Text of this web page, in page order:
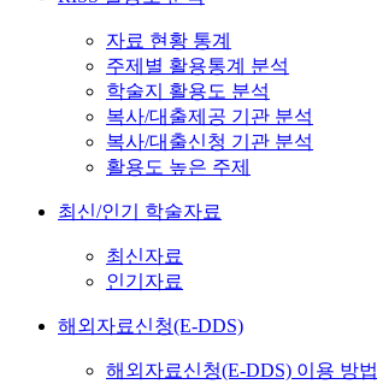
자료 현황 통계
주제별 활용통계 분석
학술지 활용도 분석
복사/대출제공 기관 분석
복사/대출신청 기관 분석
활용도 높은 주제
최신/인기 학술자료
최신자료
인기자료
해외자료신청(E-DDS)
해외자료신청(E-DDS) 이용 방법